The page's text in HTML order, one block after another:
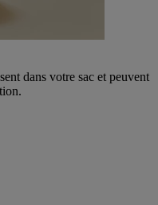
dans votre sac et peuvent